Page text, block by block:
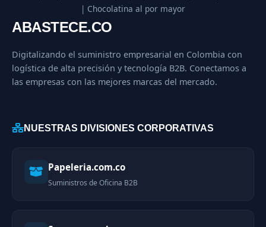
| Chocolatina al por mayor
ABASTECE.CO
Digitalizando el suministro empresarial en Colombia con
logística de alta precisión y tecnología B2B. Conectamos a
las empresas con las mejores marcas del mercado.
NUESTRAS DIVISIONES CORPORATIVAS
Papeleria.com.co
Suministros de Oficina B2B